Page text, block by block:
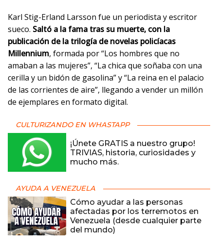
Karl Stig-Erland Larsson fue un periodista y escritor
sueco. Saltó a la fama tras su muerte, con la
publicación de la trilogía de novelas policíacas
Millennium, formada por “Los hombres que no
amaban a las mujeres”, “La chica que soñaba con una
cerilla y un bidón de gasolina” y “La reina en el palacio
de las corrientes de aire”, llegando a vender un millón
de ejemplares en formato digital.
CULTURIZANDO EN WHASTAPP
¡Únete GRATIS a nuestro grupo!
TRIVIAS, historia, curiosidades y
mucho más.
AYUDA A VENEZUELA
Cómo ayudar a las personas
afectadas por los terremotos en
Venezuela (desde cualquier parte
del mundo)